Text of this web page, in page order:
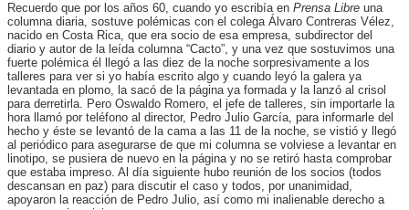
Recuerdo que por los años 60, cuando yo escribía en Prensa Libre una
columna diaria, sostuve polémicas con el colega Álvaro Contreras Vélez,
nacido en Costa Rica, que era socio de esa empresa, subdirector del
diario y autor de la leída columna “Cacto”, y una vez que sostuvimos una
fuerte polémica él llegó a las diez de la noche sorpresivamente a los
talleres para ver si yo había escrito algo y cuando leyó la galera ya
levantada en plomo, la sacó de la página ya formada y la lanzó al crisol
para derretirla. Pero Oswaldo Romero, el jefe de talleres, sin importarle la
hora llamó por teléfono al director, Pedro Julio García, para informarle del
hecho y éste se levantó de la cama a las 11 de la noche, se vistió y llegó
al periódico para asegurarse de que mi columna se volviese a levantar en
linotipo, se pusiera de nuevo en la página y no se retiró hasta comprobar
que estaba impreso. Al día siguiente hubo reunión de los socios (todos
descansan en paz) para discutir el caso y todos, por unanimidad,
apoyaron la reacción de Pedro Julio, así como mi inalienable derecho a